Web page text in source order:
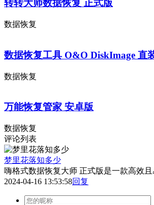
转转大师数据恢复 正式版
数据恢复
数据恢复工具 O&O DiskImage 直
数据恢复
万能恢复管家 安卓版
数据恢复
评论列表
梦里花落知多少
嗨格式数据恢复大师 正式版是一款高效
2024-04-16 13:53:58回复